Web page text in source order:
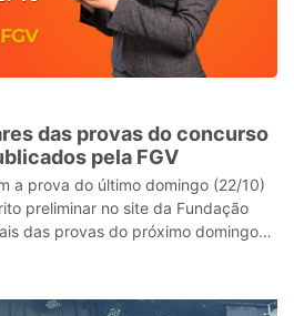
das provas do concurso
pela FGV
a prova do último domingo (22/10)
preliminar no site da Fundação
das provas do próximo domingo